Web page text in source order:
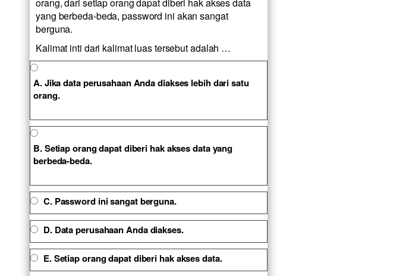
yang berbeda-beda, password ini akan sangat
berguna.
Kalimat inti dari kalimat luas tersebut adalah …
A. Jika data perusahaan Anda diakses lebih dari satu
orang.
B. Setiap orang dapat diberi hak akses data yang
berbeda-beda.
C. Password ini sangat berguna.
D. Data perusahaan Anda diakses.
E. Setiap orang dapat diberi hak akses data.